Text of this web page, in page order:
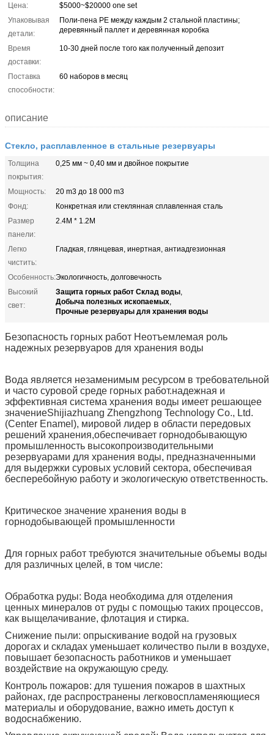
Цена:
$5000~$20000 one set
Упаковывая
детали:
Поли-пена PE между каждым 2 стальной пластины;
деревянный паллет и деревянная коробка
Время
доставки:
10-30 дней после того как полученный депозит
Поставка
способности:
60 наборов в месяц
описание
Стекло, расплавленное в стальные резервуары
Толщина
покрытия:
0,25 мм ~ 0,40 мм и двойное покрытие
Мощность:
20 m3 до 18 000 m3
Фонд:
Конкретная или стеклянная сплавленная сталь
Размер
панели:
2.4M * 1.2M
Легко
чистить:
Гладкая, глянцевая, инертная, антиадгезионная
Особенность:Экологичность, долговечность
Высокий
свет:
Защита горных работ Склад воды,
Добыча полезных ископаемых,
Прочные резервуары для хранения воды
Безопасность горных работ Неотъемлемая роль
надежных резервуаров для хранения воды
Вода является незаменимым ресурсом в требовательной
и часто суровой среде горных работ.надежная и
эффективная система хранения воды имеет решающее
значениеShijiazhuang Zhengzhong Technology Co., Ltd.
(Center Enamel), мировой лидер в области передовых
решений хранения,обеспечивает горнодобывающую
промышленность высокопроизводительными
резервуарами для хранения воды, предназначенными
для выдержки суровых условий сектора, обеспечивая
бесперебойную работу и экологическую ответственность.
Критическое значение хранения воды в
горнодобывающей промышленности
Для горных работ требуются значительные объемы воды
для различных целей, в том числе:
Обработка руды: Вода необходима для отделения
ценных минералов от руды с помощью таких процессов,
как выщелачивание, флотация и стирка.
Снижение пыли: опрыскивание водой на грузовых
дорогах и складах уменьшает количество пыли в воздухе,
повышает безопасность работников и уменьшает
воздействие на окружающую среду.
Контроль пожаров: для тушения пожаров в шахтных
районах, где распространены легковоспламеняющиеся
материалы и оборудование, важно иметь доступ к
водоснабжению.